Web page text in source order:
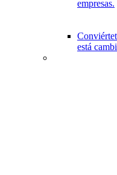
empresas.
está